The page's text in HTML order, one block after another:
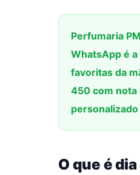
Perfumaria
WhatsApp é
favoritas da
450 com nota
O que é